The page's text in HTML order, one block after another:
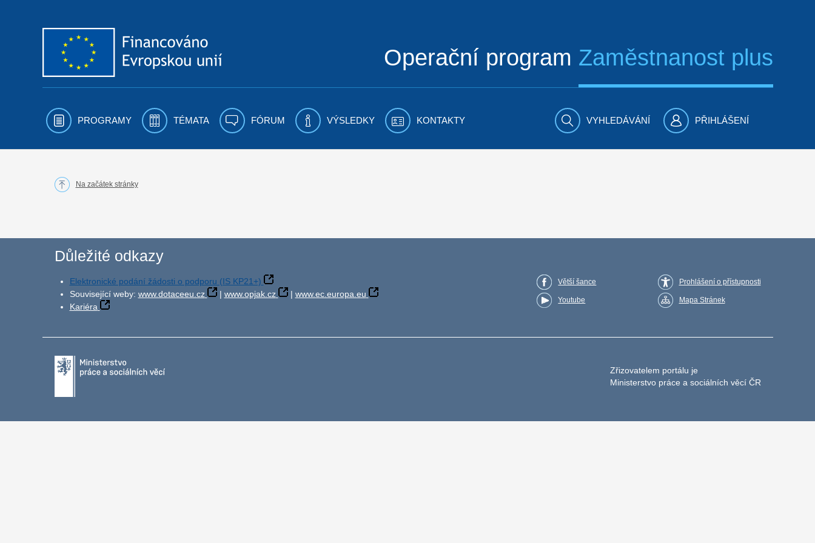
Operační program Zaměstnanost plus
PROGRAMY TÉMATA FÓRUM VÝSLEDKY KONTAKTY VYHLEDÁVÁNÍ PŘIHLÁŠENÍ
Na začátek stránky
Důležité odkazy
Elektronické podání žádosti o podporu (IS KP21+)
Související weby: www.dotaceeu.cz | www.opjak.cz | www.ec.europa.eu
Kariéra
Větší šance
Youtube
Prohlášení o přístupnosti
Mapa Stránek
Zřizovatelem portálu je
Ministerstvo práce a sociálních věcí ČR